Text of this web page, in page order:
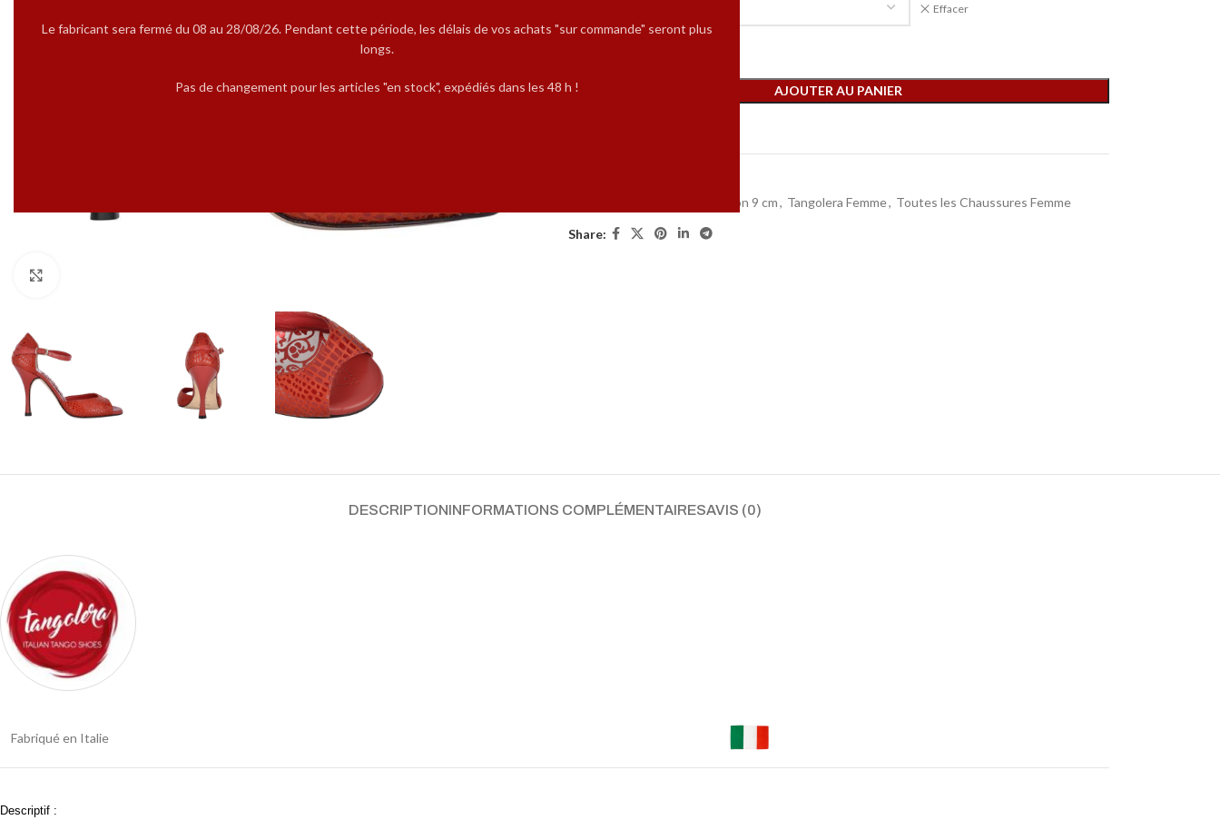
Le fabricant sera fermé du 08 au 28/08/26. Pendant cette période, les délais de vos achats "sur commande" seront plus
longs.
Pas de changement pour les articles "en stock", expédiés dans les 48 h !
Effacer
AJOUTER AU PANIER
Talon 9 cm, Tangolera Femme, Toutes les Chaussures Femme
Share:
DESCRIPTIONINFORMATIONS COMPLÉMENTAIRESAVIS (0)
Fabriqué en Italie
Descriptif :